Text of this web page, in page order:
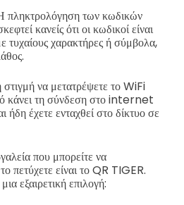
Η πληκτρολόγηση των κωδικών
κανείς ότι οι κωδικοί είναι
τυχαίους χαρακτήρες ή σύμβολα,
να μετατρέψετε το WiFi
κάνει τη σύνδεση στο internet
έχετε ενταχθεί στο δίκτυο σε
που μπορείτε να
πετύχετε είναι το QR TIGER.
εξαιρετική επιλογή: